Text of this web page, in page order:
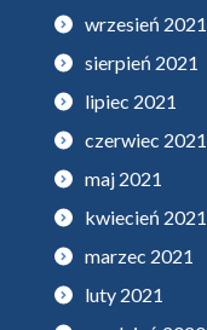
wrzesień 2021
sierpień 2021
lipiec 2021
czerwiec 2021
maj 2021
kwiecień 2021
marzec 2021
luty 2021